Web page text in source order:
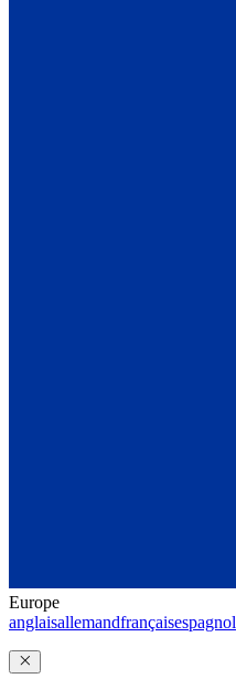
Europe
anglaisallemandfrançaisespagnol